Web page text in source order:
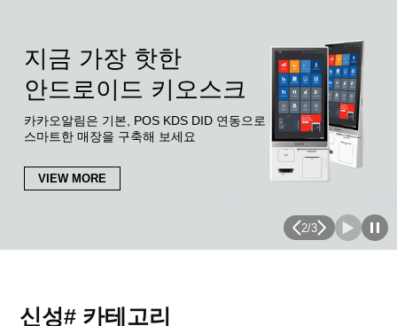
지금 가장 핫한
안드로이드 키오스크
카카오알림은 기본, POS KDS DID 연동으로
스마트한 매장을 구축해 보세요
VIEW MORE
2/3
신성# 카테고리